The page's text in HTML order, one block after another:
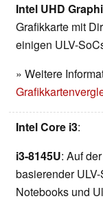
Intel UHD
Grafikkarte mit
einigen ULV-
» Weitere
Intel Core i3:
i3-8145U: Auf
basierender
Notebooks und